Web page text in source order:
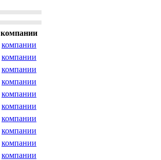
компании
компании
компании
компании
компании
компании
компании
компании
компании
компании
компании